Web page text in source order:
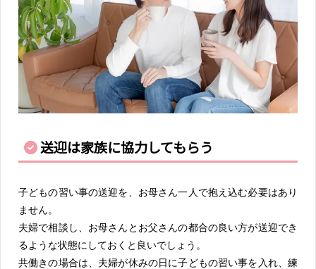
送迎は家族に協力してもらう
子どもの習い事の送迎を、お母さん一人で抱え込む必要はあり
ません。
夫婦で相談し、お母さんとお父さんの都合の良い方が送迎でき
るような状態にしておくと良いでしょう。
共働きの場合は、夫婦が休みの日に子どもの習い事を入れ、練